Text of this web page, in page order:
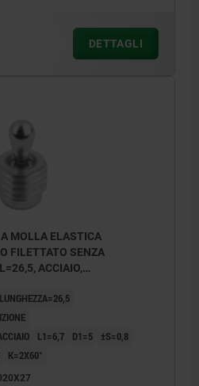
DETTAGLI
MOLLA ELASTICA
FILETTATO SENZA
ACCIAIO,
LUNGHEZZA=26,5
L1=6,7 D1=5
±S=0,8
K=2X60°